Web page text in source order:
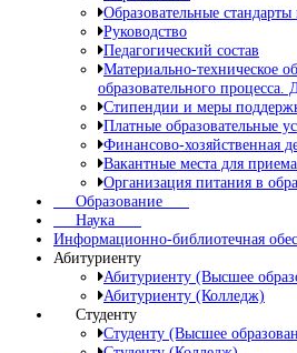
Образовательные
Руководство
Педагогический состав
Материально-техническое
образовательного процесса.
Стипендии и меры
Платные образовательные
Финансово-хозяйственная
Вакантные места для
Организация питания в
Образование
Наука
Информационно-библиотечная
Абитуриенту
Абитуриенту (Высшее
Абитуриенту (Колледж)
Студенту
Студенту (Высшее